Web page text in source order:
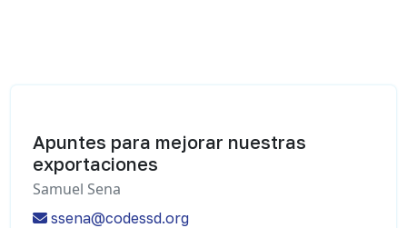
Apuntes para mejorar nuestras
exportaciones
Samuel Sena
ssena@codessd.org